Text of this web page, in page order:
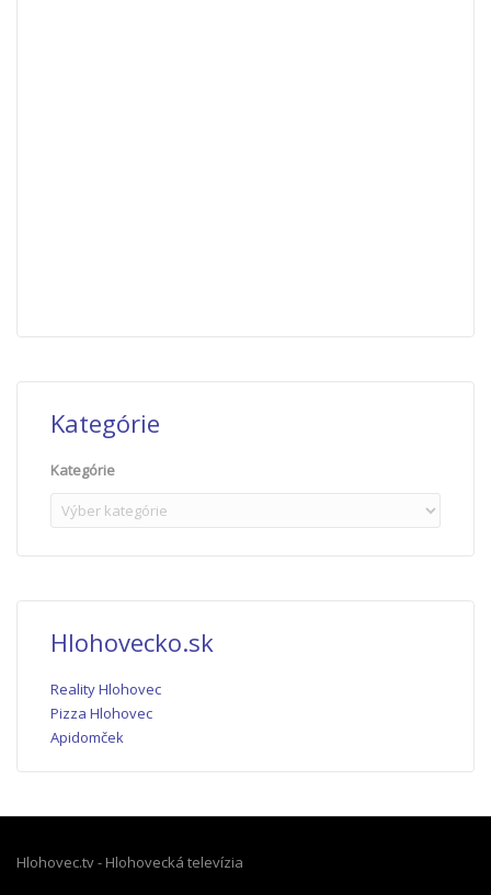
Kategórie
Kategórie
Hlohovecko.sk
Reality Hlohovec
Pizza Hlohovec
Apidomček
Hlohovec.tv - Hlohovecká televízia